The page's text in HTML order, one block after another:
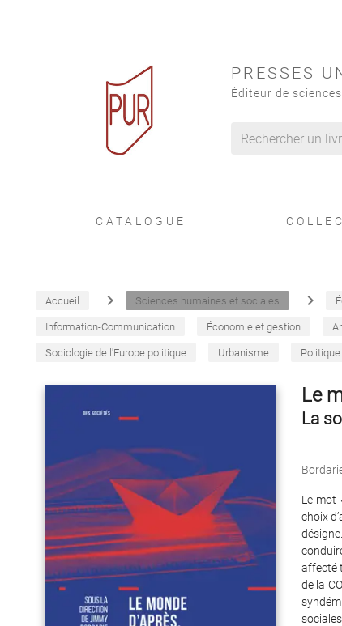
PRESSES
Éditeur de
CATALOGUE
Accueil navigate_next Sciences humaines et sociales navigate_next
Information-Communication Économie et gestion
Sociologie de l'Europe politique Urbanisme Politique
Le
La
Le mot
choix
affecté
de la